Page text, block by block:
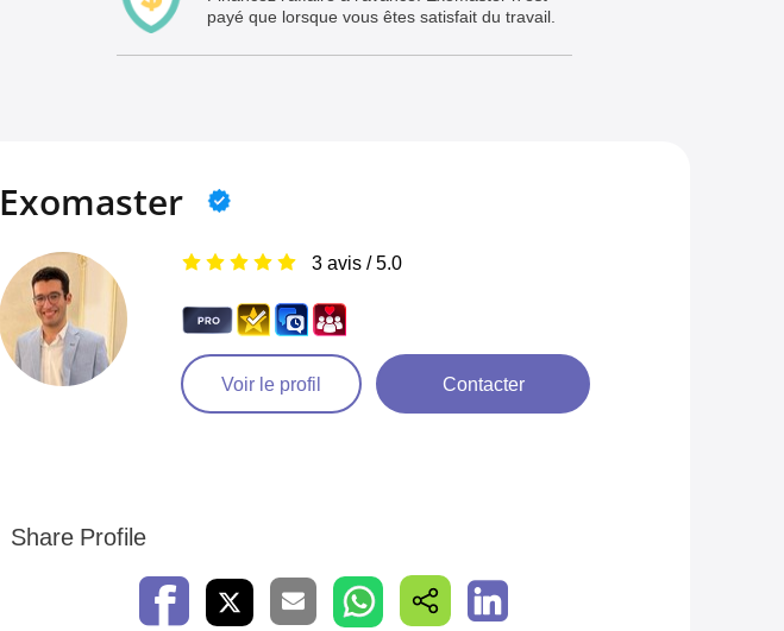
payé que lorsque vous êtes satisfait du travail.
Exomaster
3 avis / 5.0
Voir le profil Contacter
Share Profile